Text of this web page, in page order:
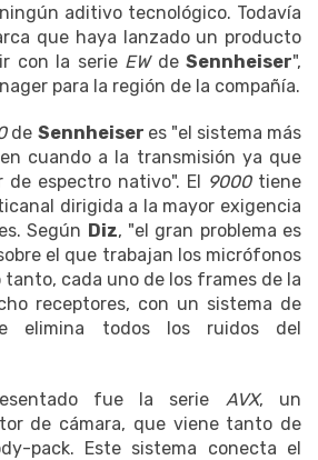
aditivo tecnológico. Todavía
que haya lanzado un producto
con la serie EW de Sennheiser",
para la región de la compañía.
de Sennheiser es "el sistema más
cuando a la transmisión ya que
espectro nativo". El 9000 tiene
dirigida a la mayor exigencia
Según Diz, "el gran problema es
el que trabajan los micrófonos
tanto, cada uno de los frames de la
receptores, con un sistema de
elimina todos los ruidos del
fue la serie AVX, un
de cámara, que viene tanto de
pack. Este sistema conecta el